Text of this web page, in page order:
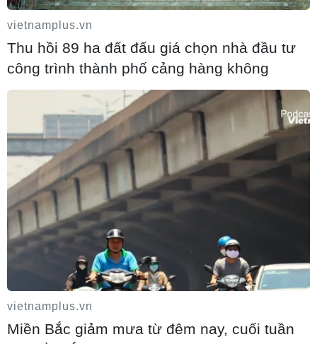
Khánh thành cao tốc Trung Lương-Mỹ
Thuận, không thu phí trong 60 ngày
27/04/2022 07:10
Cao tốc Trung Lương-Mỹ Thuận được chính thức đưa vào lưu
thông 2 chiều trên tuyến chính, không thu phí bắt đầu tư 7 giờ 30
phút ngày 30/4/2022, dự kiến trong 60 ngày, với tốc độ 60-80 km/h.
vietnamplus.vn
Thu hồi 89 ha đất đấu giá chọn nhà đầu tư
công trình thành phố cảng hàng không
vietnamplus.vn
Miền Bắc giảm mưa từ đêm nay, cuối tuần